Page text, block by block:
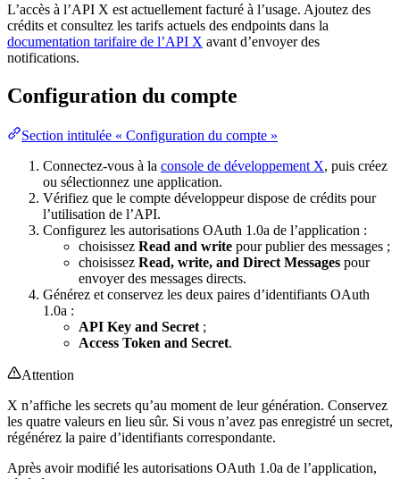
L’accès à l’API X est actuellement facturé à l’usage. Ajoutez des
crédits et consultez les tarifs actuels des endpoints dans la
documentation tarifaire de l’API X avant d’envoyer des
notifications.
Configuration du compte
Section intitulée « Configuration du compte »
Connectez-vous à la console de développement X, puis créez
ou sélectionnez une application.
Vérifiez que le compte développeur dispose de crédits pour
l’utilisation de l’API.
Configurez les autorisations OAuth 1.0a de l’application :
choisissez Read and write pour publier des messages ;
choisissez Read, write, and Direct Messages pour
envoyer des messages directs.
Générez et conservez les deux paires d’identifiants OAuth
1.0a :
API Key and Secret ;
Access Token and Secret.
Attention
X n’affiche les secrets qu’au moment de leur génération. Conservez
les quatre valeurs en lieu sûr. Si vous n’avez pas enregistré un secret,
régénérez la paire d’identifiants correspondante.
Après avoir modifié les autorisations OAuth 1.0a de l’application,